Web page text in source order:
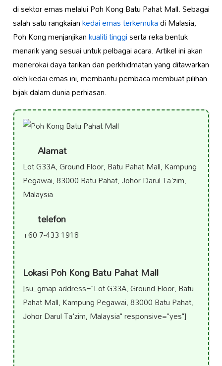
di sektor emas melalui Poh Kong Batu Pahat Mall. Sebagai
salah satu rangkaiankedai emas terkemukadi Malasia,
Poh Kong menjanjikankualiti tinggiserta reka bentuk
menarik yang sesuai untuk pelbagai acara. Artikel ini akan
menerokai daya tarikan dan perkhidmatan yang ditawarkan
oleh kedai emas ini, membantu pembaca membuat pilihan
bijak dalam dunia perhiasan.
Alamat
Lot G33A, Ground Floor, Batu Pahat Mall, Kampung
Pegawai, 83000 Batu Pahat, Johor Darul Ta'zim,
Malaysia
telefon
+60 7-433 1918
Lokasi Poh Kong Batu Pahat Mall
[su_gmap address="Lot G33A, Ground Floor, Batu
Pahat Mall, Kampung Pegawai, 83000 Batu Pahat,
Johor Darul Ta'zim, Malaysia" responsive="yes"]